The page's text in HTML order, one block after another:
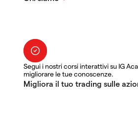
Segui i nostri corsi interattivi su IG
migliorare le tue conoscenze.